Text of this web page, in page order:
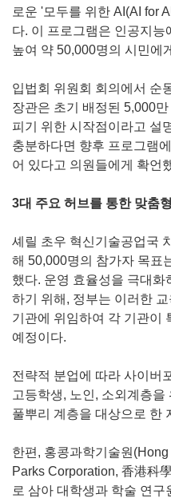
로운 '모두를 위한 AI(AI for
다. 이 프로그램은 인공지
높여 약 50,000명의 시민에
입법회 위원회 회의에서 순
장관은 초기 배정된 5,000
피기 위한 시작점이라고 설
충분하다면 향후 프로그램
어 있다고 의원들에게 확언
3대 주요 허브를 통한 맞춤
셰릴 초우 혁신기술공업국
해 50,000명의 참가자 목표
했다. 운영 효율성을 극대화
하기 위해, 정부는 이러한
기관에 위임하여 각 기관이
예정이다.
전략적 분업에 따라 사이버
고등학생, 노인, 소외계층을
풀뿌리 계층을 대상으로 한
한편, 홍콩과학기술원
Parks Corporation, 香港科
로 삼아 대학생과 학술 연